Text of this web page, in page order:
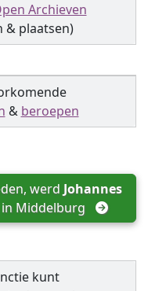
Archieven
& plaatsen)
& beroepen
werd Johannes
Middelburg
kunt